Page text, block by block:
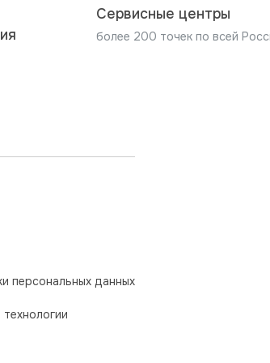
любой ущерб, нанесенный имуществу
по установке и подключению,
о выполнении работ, один экземпляр
годности средства и иные
ПММ, инструкциям к моющим средствам
Сервисные центры
более 200 точек по всей
персональных данных